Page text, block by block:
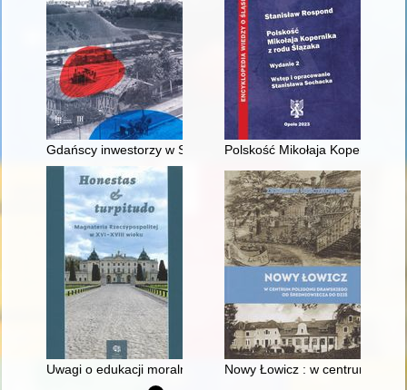
Gdańscy inwestorzy w Sopocie : prestiż finansowy i
Polskość Mikołaja Kopernika z
Uwagi o edukacji moralnej synów szlacheckich w XVI-
Nowy Łowicz : w centrum